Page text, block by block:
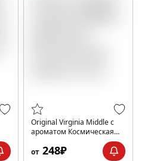
Original Virginia Middle с
ароматом Космическая
от 248₽